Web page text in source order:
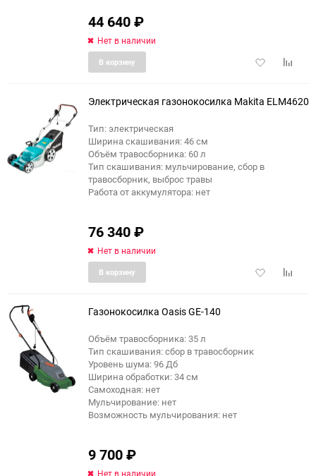
44 640₽
Нет в наличии
Добавить
В корзину
Электрическая газонокосилка Makita ELM4620
Тип: электрическая
Ширина скашивания: 46 см
Объём травосборника: 60 л
Тип скашивания: мульчирование, сбор в
травосборник, выброс травы
Работа от аккумулятора: нет
76 340₽
Нет в наличии
Добавить
В корзину
Газонокосилка Oasis GE-140
Объём травосборника: 35 л
Тип скашивания: сбор в травосборник
Уровень шума: 96 Дб
Ширина обработки: 34 см
Самоходная: нет
Мульчирование: нет
Возможность мульчирования: нет
9 700₽
Нет в наличии